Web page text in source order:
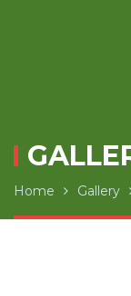
Home Gallery